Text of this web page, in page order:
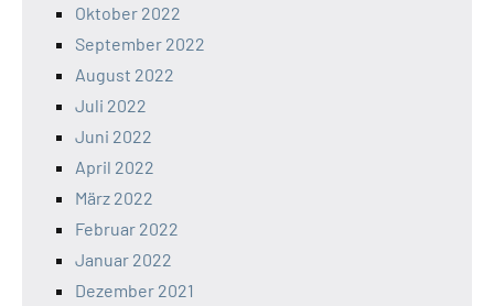
Oktober 2022
September 2022
August 2022
Juli 2022
Juni 2022
April 2022
März 2022
Februar 2022
Januar 2022
Dezember 2021